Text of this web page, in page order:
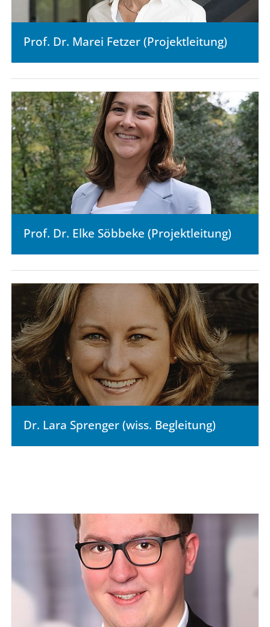
Prof. Dr. Marei Fetzer (Projektleitung)
Prof. Dr. Elke Söbbeke (Projektleitung)
Dr. Lara Sprenger (wiss. Begleitung)